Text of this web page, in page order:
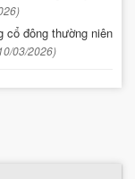
cổ đông thường niên
03/2026)